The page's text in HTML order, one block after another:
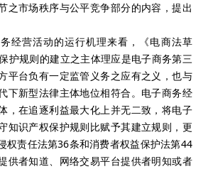
之市场秩序与公平竞争部分的内容，提出
务经营活动的运行机理来看，《电商法草
护规则的建立之主体理应是电子商务第三
平台负有一定监管义务之应有之义，也与
下新型法律主体地位相符合。电子商务经
，在追逐利益最大化上并无二致，将电子
知识产权保护规则比赋予其建立规则，更
权责任法第36条和消费者权益保护法第44
供者知道、网络交易平台提供者明知或者